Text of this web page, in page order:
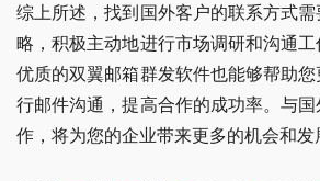
综上所述，找到国外客户的联系方式
略，积极主动地进行市场调研和沟通
优质的双翼邮箱群发软件也能够帮助
行邮件沟通，提高合作的成功率。与
作，将为您的企业带来更多的机会和发